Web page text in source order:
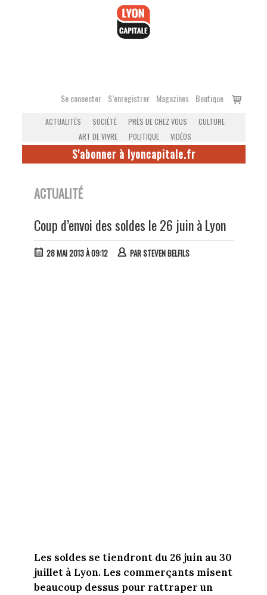
Se connecter S’enregistrer Magazines Boutique
Voir
ACTUALITÉS SOCIÉTÉ PRÈS DE CHEZ VOUS
CULTURE
ART DE VIVRE
POLITIQUE VIDÉOS
S'abonner à lyoncapitale.fr
ACTUALITÉ
Coup d’envoi des soldes le 26 juin à Lyon
28 MAI 2013 À 09:12 PARSTEVEN BELFILS
Les soldes se tiendront du 26 juin au 30
juillet à Lyon. Les commerçants misent
beaucoup dessus pour rattraper un